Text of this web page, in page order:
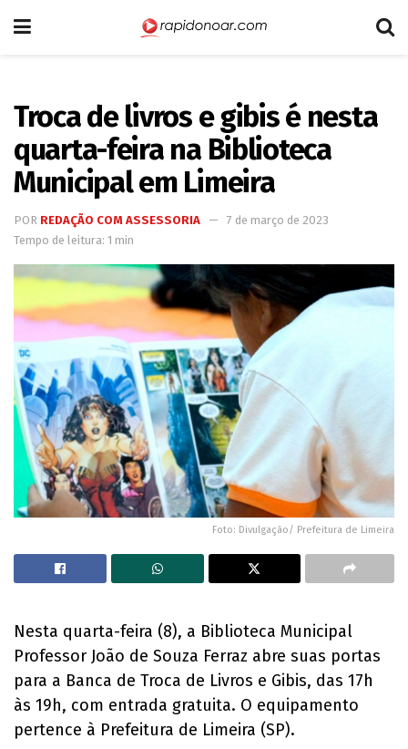
Troca de livros e gibis é nesta
quarta-feira na Biblioteca
Municipal em Limeira
POR REDAÇÃO COM ASSESSORIA
7 de março de 2023
Tempo de leitura: 1 min
Foto: Divulgação/ Prefeitura de Limeira
Nesta quarta-feira (8), a Biblioteca Municipal
Professor João de Souza Ferraz abre suas portas
para a Banca de Troca de Livros e Gibis, das 17h
às 19h, com entrada gratuita. O equipamento
pertence à Prefeitura de Limeira (SP).